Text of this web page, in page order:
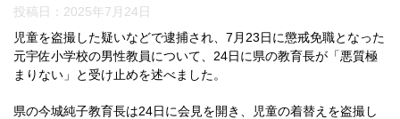
投稿日： 2025年7月24日
児童を盗撮した疑いなどで逮捕され、7月23日に懲戒免職となった
元宇佐小学校の男性教員について、24日に県の教育長が「悪質極
まりない」と受け止めを述べました。
県の今城純子教育長は24日に会見を開き、児童の着替えを盗撮し